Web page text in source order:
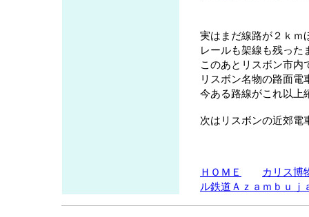
実はまだ線路が２ｋｍ
レールも架線も残った
このあとリスボン市内
リスボン名物の路面電
今ある路線がこれ以上
次はリスボンの近郊電
ＨＯＭＥ
カリス博
ル鉄道Ａｚａｍｂｕｊ